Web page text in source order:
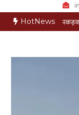
HotNews
पैर पकड़कर मांगी माफी,